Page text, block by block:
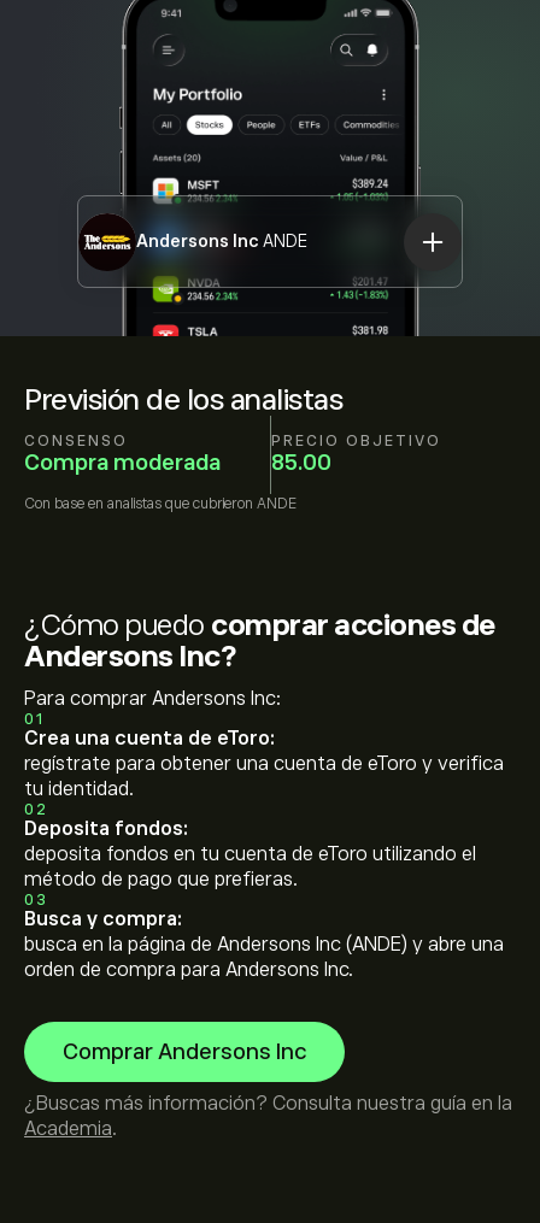
Previsión de los analistas
CONSENSO
Compra moderada
PRECIO OBJETIVO
85.00
Con base en analistas que cubrieron ANDE
Andersons Inc ANDE
¿Cómo puedo comprar acciones de
Andersons Inc?
Para comprar Andersons Inc:
01
Crea una cuenta de eToro:
regístrate para obtener una cuenta de eToro y verifica
tu identidad.
02
Deposita fondos:
deposita fondos en tu cuenta de eToro utilizando el
método de pago que prefieras.
03
Busca y compra:
busca en la página de Andersons Inc (ANDE) y abre una
orden de compra para Andersons Inc.
Comprar Andersons Inc
¿Buscas más información? Consulta nuestra guía en la
Academia.